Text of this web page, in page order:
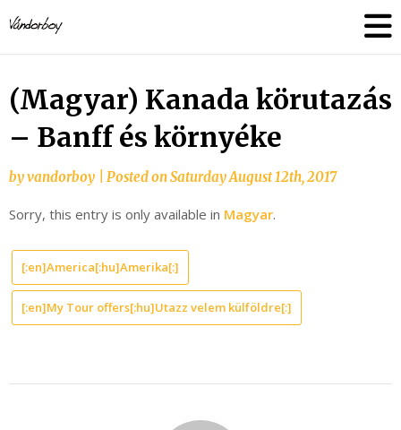
to
content
(Magyar) Kanada körutazás
– Banff és környéke
byvandorboy Posted onSaturday August 12th, 2017
Sorry, this entry is only available in Magyar.
[:en]America[:hu]Amerika[:]
[:en]My Tour offers[:hu]Utazz velem külföldre[:]